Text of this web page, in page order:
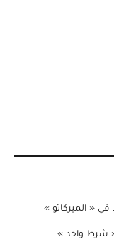
« الميركاتو »
شرط واحد »